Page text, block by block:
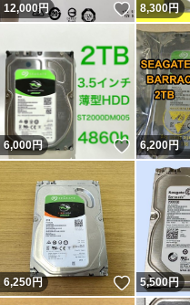
12,000円 いいね！
8,300円
6,000円 いいね！
6,200円
6,250円 いいね！
5,500円